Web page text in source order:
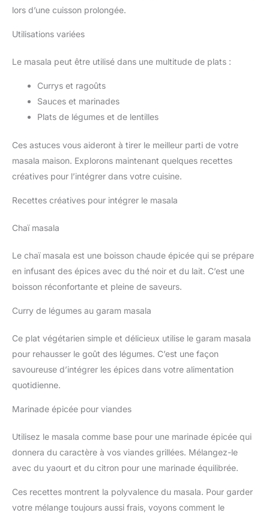
lors d’une cuisson prolongée.
Utilisations variées
Le masala peut être utilisé dans une multitude de plats :
Currys et ragoûts
Sauces et marinades
Plats de légumes et de lentilles
Ces astuces vous aideront à tirer le meilleur parti de votre
masala maison. Explorons maintenant quelques recettes
créatives pour l’intégrer dans votre cuisine.
Recettes créatives pour intégrer le masala
Chaï masala
Le chaï masala est une boisson chaude épicée qui se prépare
en infusant des épices avec du thé noir et du lait. C’est une
boisson réconfortante et pleine de saveurs.
Curry de légumes au garam masala
Ce plat végétarien simple et délicieux utilise le garam masala
pour rehausser le goût des légumes. C’est une façon
savoureuse d’intégrer les épices dans votre alimentation
quotidienne.
Marinade épicée pour viandes
Utilisez le masala comme base pour une marinade épicée qui
donnera du caractère à vos viandes grillées. Mélangez-le
avec du yaourt et du citron pour une marinade équilibrée.
Ces recettes montrent la polyvalence du masala. Pour garder
votre mélange toujours aussi frais, voyons comment le